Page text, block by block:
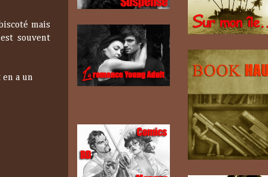
mais
souvent
a un